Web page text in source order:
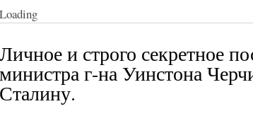
Loading
Личное и строго секретное
министра г-на Уинстона
Сталину.